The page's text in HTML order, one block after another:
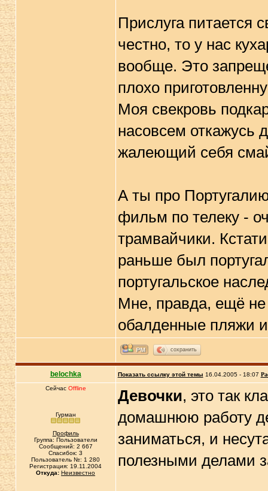
Прислуга питается
честно, то у нас
вообще. Это
плохо
Моя свекровь
насовсем откажусь
жалеющий себя
А ты про
фильм по телеку -
трамвайчики.
раньше был
португальское
Мне, правда, ещё не
обалденные пляжи и
сохранить
belochka Показать ссылку этой темы 16.04.2005 - 18:07
Сейчас Offline
Гурман
Профиль
Группа: Пользователи
Сообщений: 2 667
Спасибок: 3
Пользователь №: 1 280
Регистрация: 19.11.2004
Откуда: Неизвестно
Девочки, это так
домашнюю работу
заниматься, и
полезными делами